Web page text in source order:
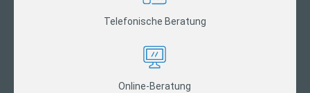
Telefonische Beratung
Online-Beratung